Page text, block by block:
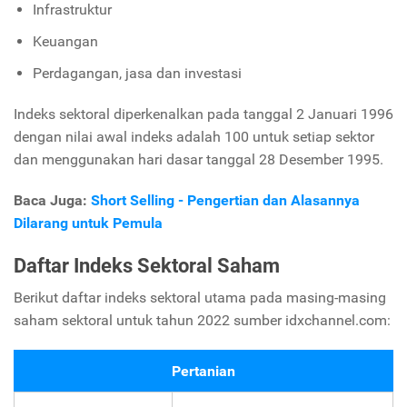
Infrastruktur
Keuangan
Perdagangan, jasa dan investasi
Indeks sektoral diperkenalkan pada tanggal 2 Januari 1996
dengan nilai awal indeks adalah 100 untuk setiap sektor
dan menggunakan hari dasar tanggal 28 Desember 1995.
Baca Juga: Short Selling - Pengertian dan Alasannya
Dilarang untuk Pemula
Daftar Indeks Sektoral Saham
Berikut daftar indeks sektoral utama pada masing-masing
saham sektoral untuk tahun 2022 sumber idxchannel.com:
Pertanian